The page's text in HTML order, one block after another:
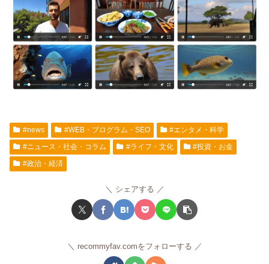
#news #WEB・プログラム・SEO
#エンタメ・科学
#ニュース・社会・コラム
#ライフ・文化
#投資・お金
#政治・経済
シェアする
recommyfav.comをフォローする